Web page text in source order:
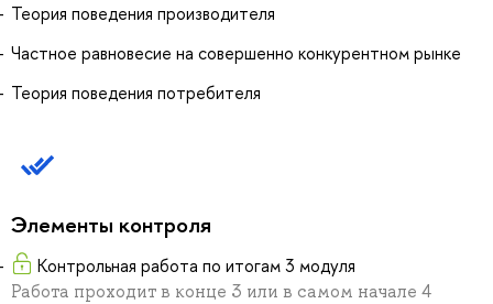
Теория поведения производителя
Частное равновесие на совершенно конкурентном рынке
Теория поведения потребителя
Элементы контроля
Контрольная работа по итогам 3 модуля
Работа проходит в конце 3 или в самом начале 4